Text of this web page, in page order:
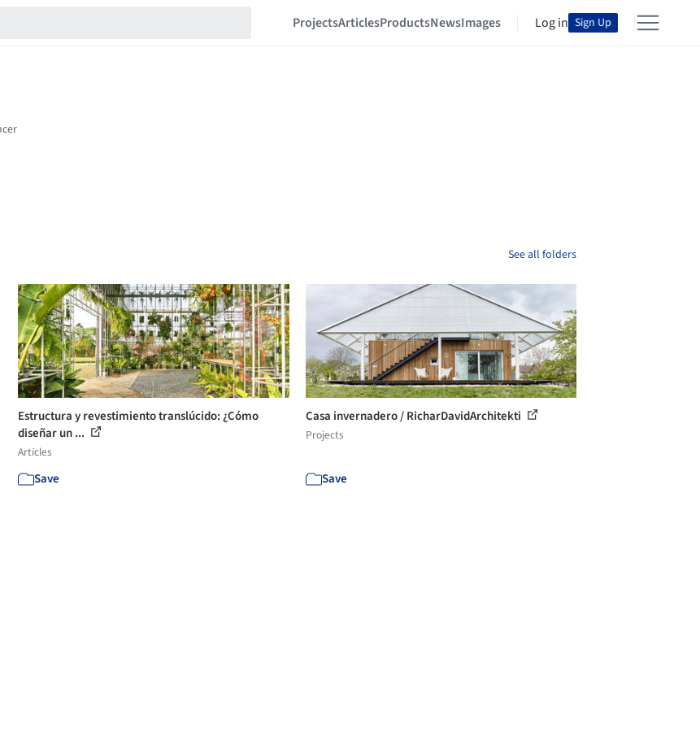
ProjectsArticlesProductsNewsImages Log in Sign Up
See all folders
Estructura y revestimiento translúcido: ¿Cómo
diseñar un ...
Articles
Save
Casa invernadero / RicharDavidArchitekti
Projects
Save